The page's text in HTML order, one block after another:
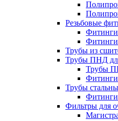
Резьбовые
Фитинги
Фитинги
Трубы из
Трубы ПНД
Трубы
Трубы
Фитинги
Фильтры для